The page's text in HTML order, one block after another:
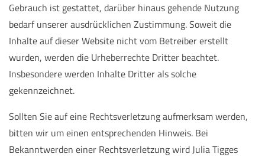
Gebrauch ist gestattet, darüber hinaus gehende Nutzung
bedarf unserer ausdrücklichen Zustimmung. Soweit die
Inhalte auf dieser Website nicht vom Betreiber erstellt
wurden, werden die Urheberrechte Dritter beachtet.
Insbesondere werden Inhalte Dritter als solche
gekennzeichnet.
Sollten Sie auf eine Rechtsverletzung aufmerksam werden,
bitten wir um einen entsprechenden Hinweis. Bei
Bekanntwerden einer Rechtsverletzung wird Julia Tigges